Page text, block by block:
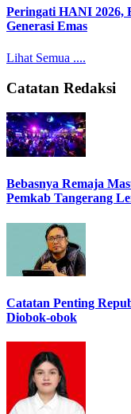
Peringati HANI 2026,
Generasi Emas
Lihat Semua ....
Catatan Redaksi
Bebasnya Remaja
Pemkab Tangerang
Catatan Penting
Diobok-obok